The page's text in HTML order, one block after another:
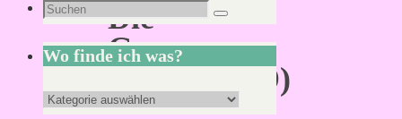
Die
Gnome
(MIDGARD)
Suchen
nach:
Suchen
Wo finde ich was?
Wo